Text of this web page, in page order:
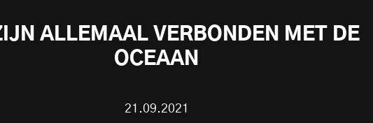
ALLEMAAL VERBONDEN MET DE
OCEAAN
21.09.2021